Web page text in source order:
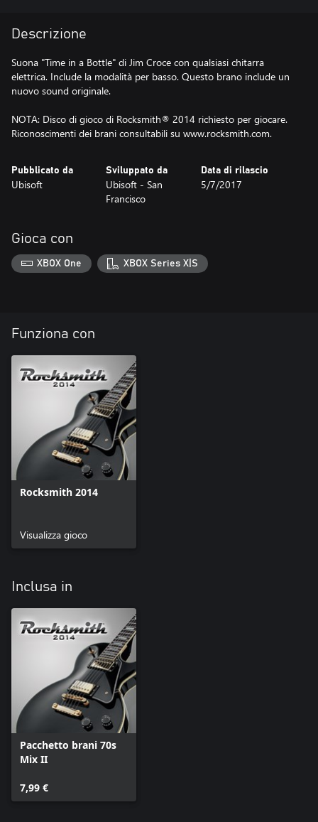
Descrizione
Suona "Time in a Bottle" di Jim Croce con qualsiasi chitarra
elettrica. Include la modalità per basso. Questo brano include un
nuovo sound originale.
NOTA: Disco di gioco di Rocksmith® 2014 richiesto per giocare.
Riconoscimenti dei brani consultabili su www.rocksmith.com.
Pubblicato da
Ubisoft
Sviluppato da
Ubisoft - San
Francisco
Data di rilascio
5/7/2017
Gioca con
XBOX One XBOX Series X|S
Funziona con
Rocksmith 2014
Visualizza gioco
Inclusa in
Pacchetto brani 70s
Mix II
7,99 €